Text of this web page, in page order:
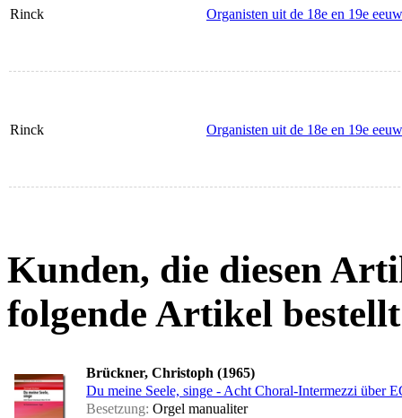
Rinck Organisten uit de 18e en 19e
Rinck Organisten uit de 18e en 19e
Kunden, die diesen
folgende Artikel
Brückner, Christoph (1965)
Du meine Seele, singe - Acht Choral-Intermezzi über
Besetzung: Orgel manualiter